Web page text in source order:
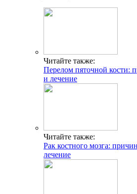
Читайте также:
Перелом пяточной кости:
и лечение
Читайте также:
Рак костного мозга:
лечение